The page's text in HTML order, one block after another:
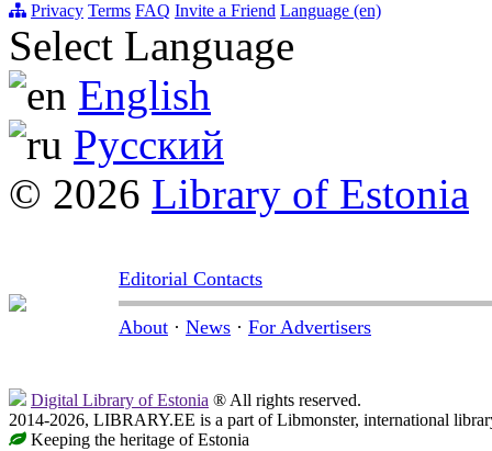
Privacy Terms FAQ Invite a Friend Language (en)
Select Language
English
Русский
© 2026 Library of Estonia
Editorial Contacts
About · News · For Advertisers
Digital Library of Estonia ® All rights reserved.
2014-2026, LIBRARY.EE is a part of Libmonster, international
Keeping the heritage of Estonia